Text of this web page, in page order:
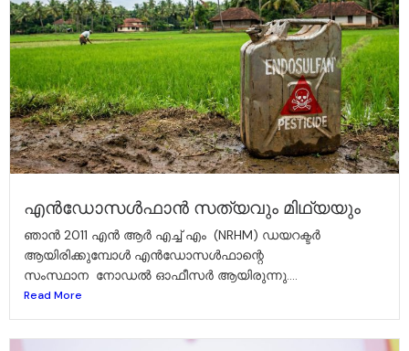
എൻഡോസൾഫാൻ സത്യവും മിഥ്യയും
ഞാൻ 2011 എൻ ആർ എച്ച് എം (NRHM) ഡയറക്ടർ
ആയിരിക്കുമ്പോൾ എൻഡോസൾഫാന്റെ
സംസ്ഥാന നോഡൽ ഓഫീസർ ആയിരുന്നു....
Read More